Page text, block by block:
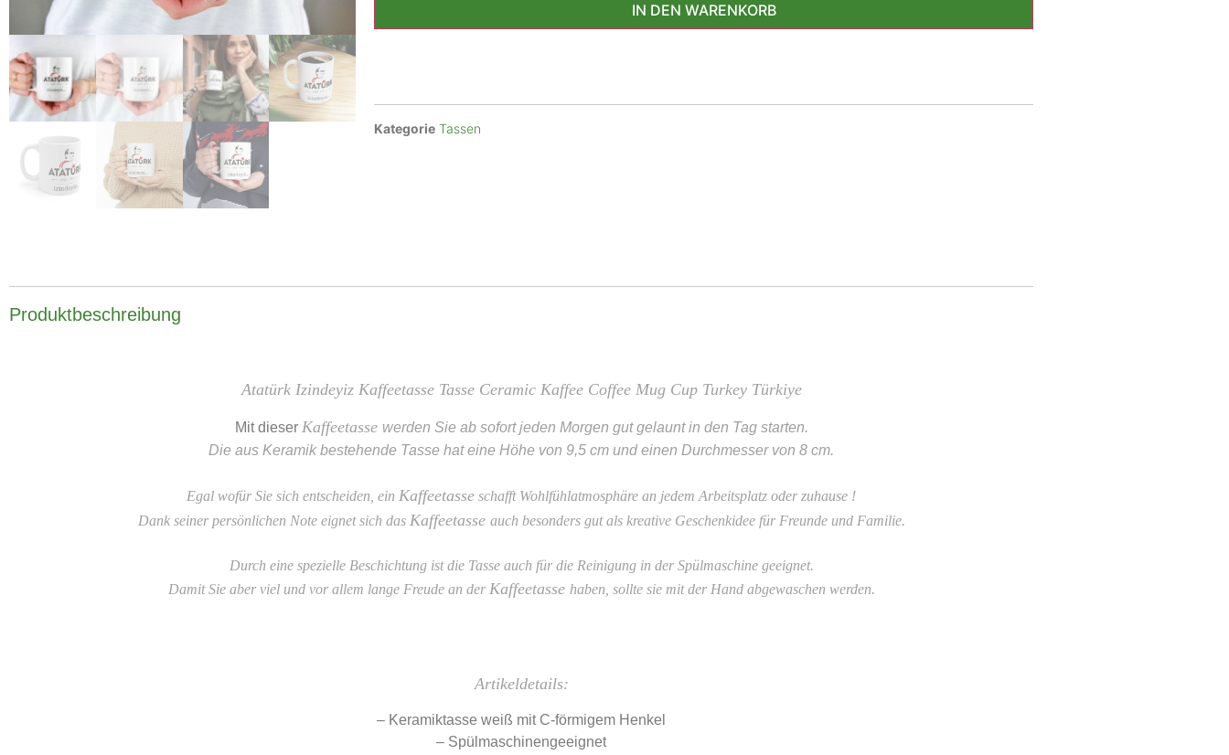
IN DEN WARENKORB
Kategorie Tassen
Produktbeschreibung
Atatürk Izindeyiz Kaffeetasse Tasse Ceramic Kaffee Coffee Mug Cup Turkey Türkiye
Mit dieser Kaffeetasse werden Sie ab sofort jeden Morgen gut gelaunt in den Tag starten.
Die aus Keramik bestehende Tasse hat eine Höhe von 9,5 cm und einen Durchmesser von 8 cm.
Egal wofür Sie sich entscheiden, ein Kaffeetasse schafft Wohlfühlatmosphäre an jedem Arbeitsplatz oder zuhause !
Dank seiner persönlichen Note eignet sich das Kaffeetasse auch besonders gut als kreative Geschenkidee für Freunde und Familie.
Durch eine spezielle Beschichtung ist die Tasse auch für die Reinigung in der Spülmaschine geeignet.
Damit Sie aber viel und vor allem lange Freude an der Kaffeetasse haben, sollte sie mit der Hand abgewaschen werden.
Artikeldetails:
– Keramiktasse weiß mit C-förmigem Henkel
– Spülmaschinengeeignet